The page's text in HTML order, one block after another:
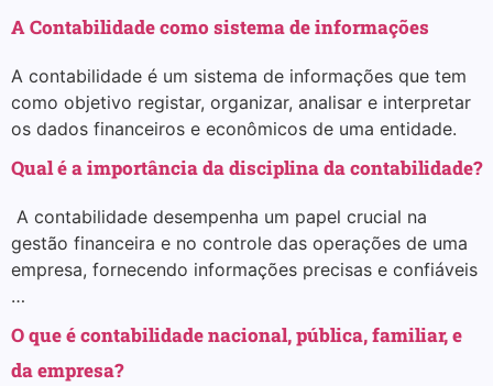
A Contabilidade como sistema de informações
A contabilidade é um sistema de informações que tem
como objetivo registar, organizar, analisar e interpretar
os dados financeiros e econômicos de uma entidade.
Qual é a importância da disciplina da contabilidade?
A contabilidade desempenha um papel crucial na
gestão financeira e no controle das operações de uma
empresa, fornecendo informações precisas e confiáveis
…
O que é contabilidade nacional, pública, familiar, e
da empresa?